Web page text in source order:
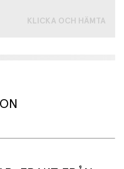
KLICKA OCH HÄMTA
pärlor från Hama.